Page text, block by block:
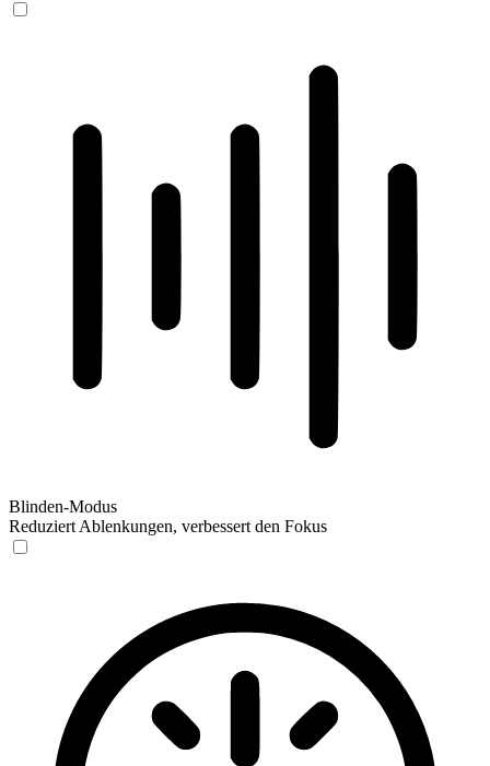
Blinden-Modus
Reduziert Ablenkungen, verbessert den Fokus